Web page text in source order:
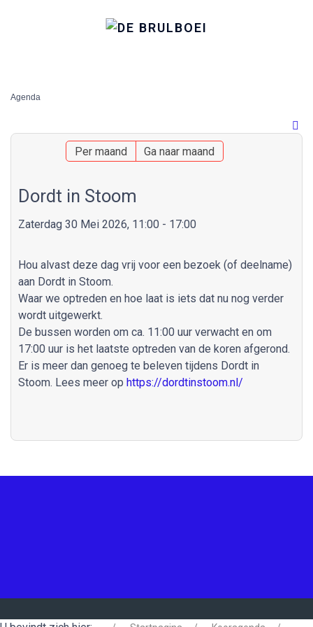
Agenda
Per maand Ga naar maand
Dordt in Stoom
Zaterdag 30 Mei 2026, 11:00 - 17:00
Hou alvast deze dag vrij voor een bezoek (of deelname)
aan Dordt in Stoom.
Waar we optreden en hoe laat is iets dat nu nog verder
wordt uitgewerkt.
De bussen worden om ca. 11:00 uur verwacht en om
17:00 uur is het laatste optreden van de koren afgerond.
Er is meer dan genoeg te beleven tijdens Dordt in
Stoom. Lees meer op https://dordtinstoom.nl/